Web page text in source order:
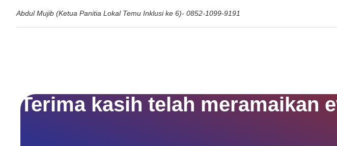
Abdul Mujib (Ketua Panitia Lokal Temu Inklusi ke 6)- 0852-1099-9191
Terima kasih telah meramaikan